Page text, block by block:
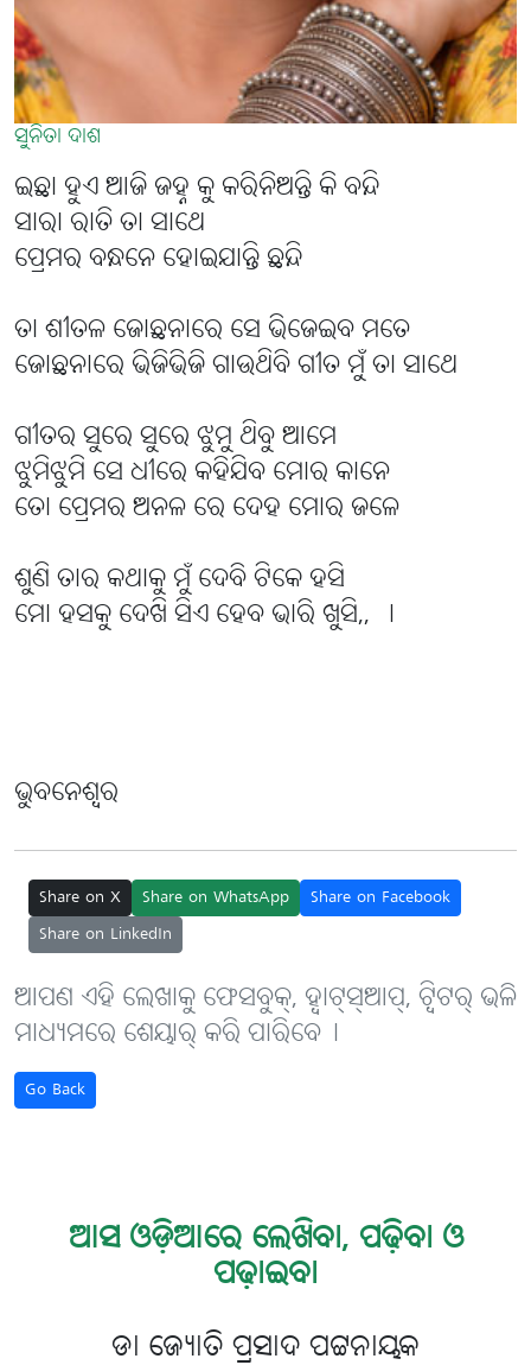
ସୁନିତା ଦାଶ
ଇଛା ହୁଏ ଆଜି ଜହ୍ନ କୁ କରିନିଅନ୍ତି କି ବନ୍ଦି
ସାରା ରାତି ତା ସାଥେ
ପ୍ରେମର ବନ୍ଧନେ ହୋଇଯାନ୍ତି ଛନ୍ଦି
ତା ଶୀତଳ ଜୋଛନାରେ ସେ ଭିଜେଇବ ମତେ
ଜୋଛନାରେ ଭିଜିଭିଜି ଗାଉଥିବି ଗୀତ ମୁଁ ତା ସାଥେ
ଗୀତର ସୁରେ ସୁରେ ଝୁମୁ ଥିବୁ ଆମେ
ଝୁମିଝୁମି ସେ ଧୀରେ କହିଯିବ ମୋର କାନେ
ତୋ ପ୍ରେମର ଅନଳ ରେ ଦେହ ମୋର ଜଳେ
ଶୁଣି ତାର କଥାକୁ ମୁଁ ଦେବି ଟିକେ ହସି
ମୋ ହସକୁ ଦେଖି ସିଏ ହେବ ଭାରି ଖୁସି,, ।
ଭୁବନେଶ୍ବର
Share on X Share on WhatsApp
Share on Facebook
Share on LinkedIn
ଆପଣ ଏହି ଲେଖାକୁ ଫେସବୁକ୍, ହ୍ବାଟ୍‌ସ୍‌ଆପ୍, ଟ୍ବିଟର୍ ଭଳି
ମାଧ୍ୟମରେ ଶେୟାର୍ କରି ପାରିବେ୤
Go Back
ଆସ ଓଡ଼ିଆରେ ଲେଖିବା, ପଢ଼ିବା ଓ
ପଢ଼ାଇବା
ଡା ଜ୍ୟୋତି ପ୍ରସାଦ ପଟ୍ଟନାୟକ